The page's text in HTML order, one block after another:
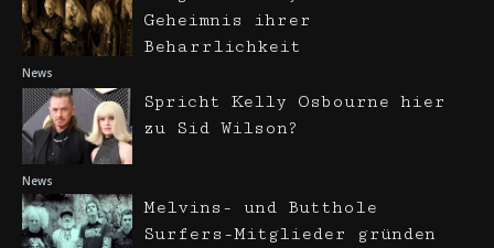
News
Geheimnis ihrer
Beharrlichkeit
News
Spricht Kelly Osbourne hier
zu Sid Wilson?
Melvins- und Butthole
Surfers-Mitglieder gründen